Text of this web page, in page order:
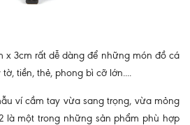
x 3cm rất dễ dàng để những món đồ cá
tiền, thẻ, phong bì cỡ lớn....
ví cầm tay vừa sang trọng, vừa mỏng
là một trong những sản phẩm phù hợp